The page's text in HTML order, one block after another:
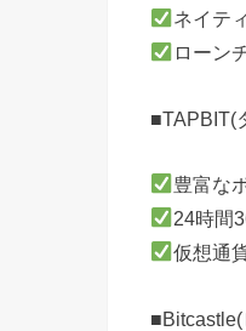
ネイテ
ローン
■TAPBIT(
豊富な
24時間
仮想通